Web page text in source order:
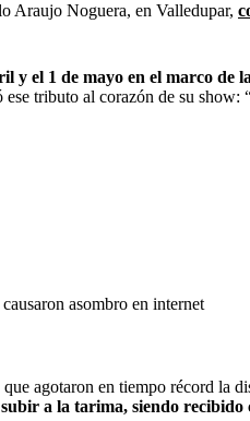
Araujo Noguera, en Valledupar,
y el 1 de mayo en el marco de
tributo al corazón de su
asombro en internet
agotaron en tiempo récord
a la tarima, siendo recibido